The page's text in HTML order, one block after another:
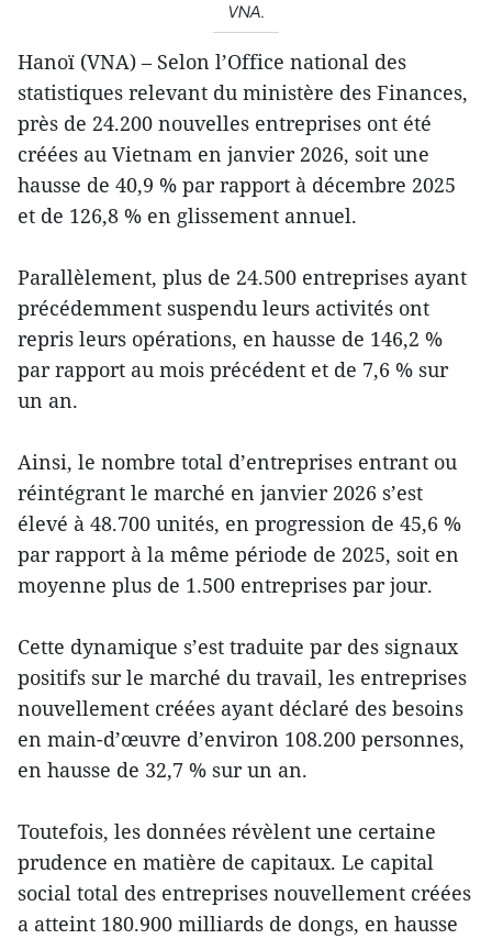
VNA.
Hanoï (VNA) – Selon l’Office national des
statistiques relevant du ministère des Finances,
près de 24.200 nouvelles entreprises ont été
créées au Vietnam en janvier 2026, soit une
hausse de 40,9 % par rapport à décembre 2025
et de 126,8 % en glissement annuel.
Parallèlement, plus de 24.500 entreprises ayant
précédemment suspendu leurs activités ont
repris leurs opérations, en hausse de 146,2 %
par rapport au mois précédent et de 7,6 % sur
un an.
Ainsi, le nombre total d’entreprises entrant ou
réintégrant le marché en janvier 2026 s’est
élevé à 48.700 unités, en progression de 45,6 %
par rapport à la même période de 2025, soit en
moyenne plus de 1.500 entreprises par jour.
Cette dynamique s’est traduite par des signaux
positifs sur le marché du travail, les entreprises
nouvellement créées ayant déclaré des besoins
en main-d’œuvre d’environ 108.200 personnes,
en hausse de 32,7 % sur un an.
Toutefois, les données révèlent une certaine
prudence en matière de capitaux. Le capital
social total des entreprises nouvellement créées
a atteint 180.900 milliards de dongs, en hausse